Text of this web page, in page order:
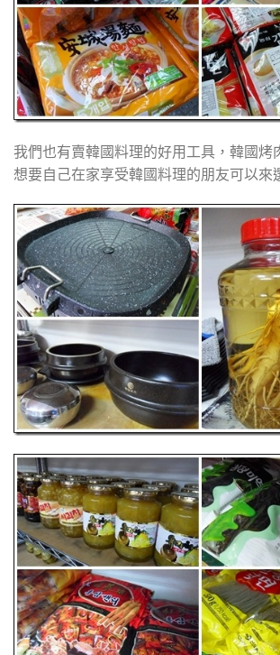
我們也有賣韓國料理的好用工具，韓國烤
想要自己在家享受韓國料理的朋友可以來